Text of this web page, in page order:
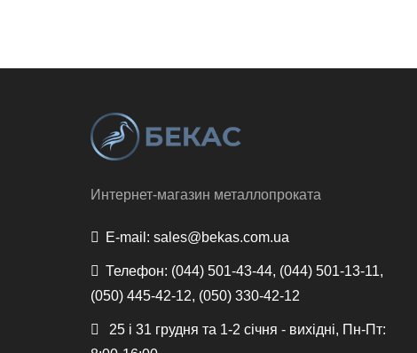
Интернет-магазин металлопроката
E-mail: sales@bekas.com.ua
Телефон: (044) 501-43-44, (044) 501-13-11,
(050) 445-42-12, (050) 330-42-12
25 і 31 грудня та 1-2 січня - вихідні, Пн-Пт: